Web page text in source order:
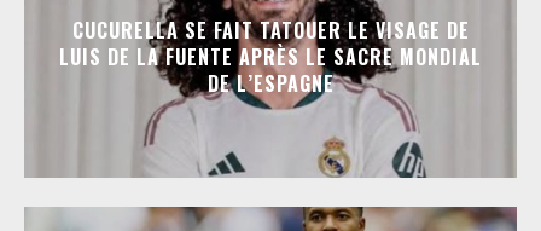
CUCURELLA SE FAIT TATOUER LE VISAGE DE
LUIS DE LA FUENTE APRÈS LE SACRE MONDIAL
DE L’ESPAGNE